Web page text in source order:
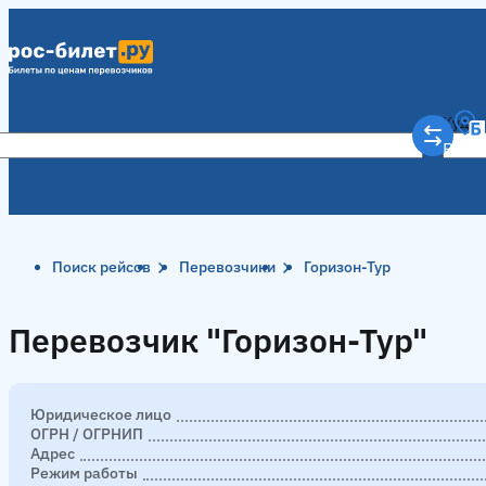
Куда
Поиск рейсов Перевозчики Горизон-Тур
Перевозчик "Горизон-Тур"
Перевозчик "Горизон-Тур"
Юридическое лицо
ОГРН / ОГРНИП
Адрес
Режим работы